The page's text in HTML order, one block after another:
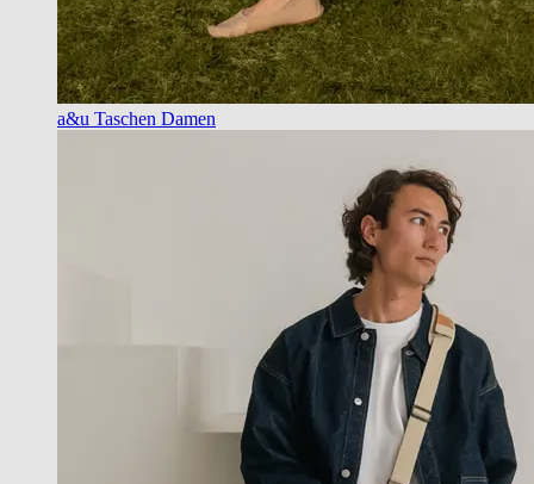
a&u Taschen Damen